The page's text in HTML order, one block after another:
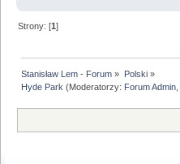
Strony: [1]
Stanisław Lem - Forum » Polski»
Hyde Park (Moderatorzy: Forum Admin